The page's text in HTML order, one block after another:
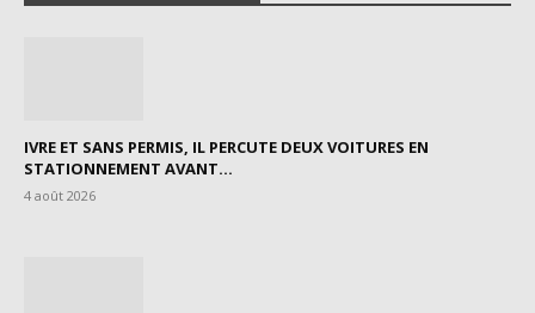
IVRE ET SANS PERMIS, IL PERCUTE DEUX VOITURES EN
STATIONNEMENT AVANT...
4 août 2026